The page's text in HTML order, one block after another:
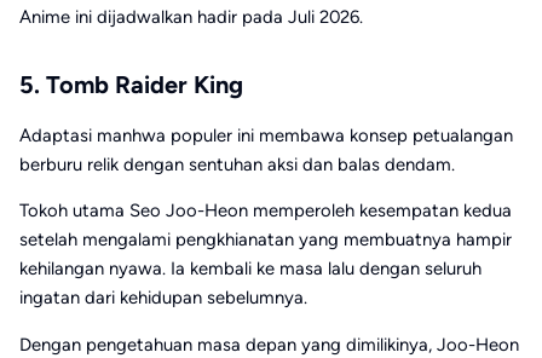
Anime ini dijadwalkan hadir pada Juli 2026.
5. Tomb Raider King
Adaptasi manhwa populer ini membawa konsep petualangan
berburu relik dengan sentuhan aksi dan balas dendam.
Tokoh utama Seo Joo-Heon memperoleh kesempatan kedua
setelah mengalami pengkhianatan yang membuatnya hampir
kehilangan nyawa. Ia kembali ke masa lalu dengan seluruh
ingatan dari kehidupan sebelumnya.
Dengan pengetahuan masa depan yang dimilikinya, Joo-Heon